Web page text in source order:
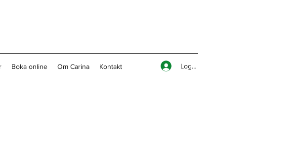
Boka online Om Carina Kontakt Logga in